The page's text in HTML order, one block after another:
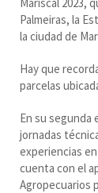
Mariscal 2023,
Palmeiras, la
la ciudad de
Hay que
parcelas
En su segunda
jornadas
experiencias
cuenta con el
Agropecuarios